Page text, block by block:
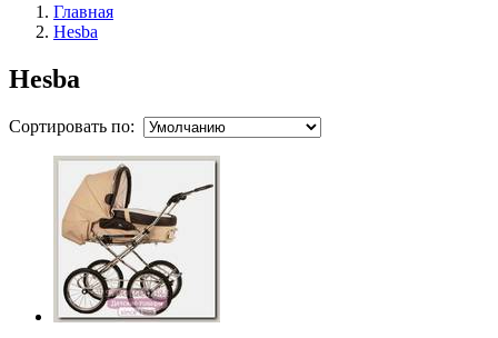
Главная
Hesba
Hesba
Сортировать по: